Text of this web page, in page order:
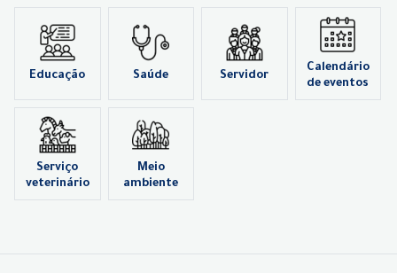
Educação Saúde Servidor
Calendário
de eventos
Serviço
veterinário
Meio
ambiente